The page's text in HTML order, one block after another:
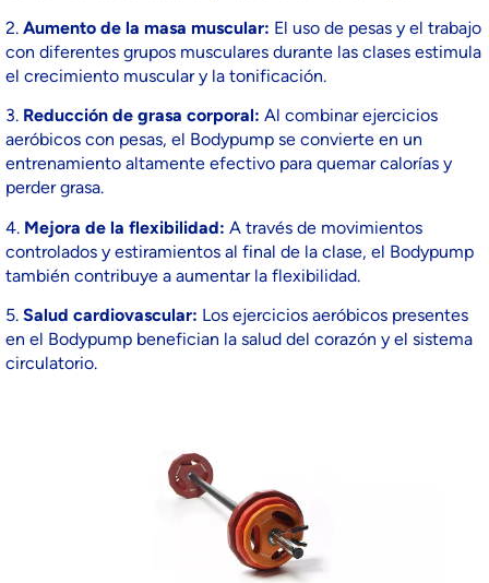
2. Aumento de la masa muscular: El uso de pesas y el trabajo
con diferentes grupos musculares durante las clases estimula
el crecimiento muscular y la tonificación.
3. Reducción de grasa corporal: Al combinar ejercicios
aeróbicos con pesas, el Bodypump se convierte en un
entrenamiento altamente efectivo para quemar calorías y
perder grasa.
4. Mejora de la flexibilidad: A través de movimientos
controlados y estiramientos al final de la clase, el Bodypump
también contribuye a aumentar la flexibilidad.
5. Salud cardiovascular: Los ejercicios aeróbicos presentes
en el Bodypump benefician la salud del corazón y el sistema
circulatorio.